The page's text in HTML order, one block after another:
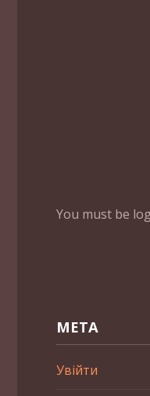
You must be
МЕТА
Увійти